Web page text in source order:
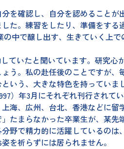
を確認し、自分を認めることが
た。練習をしたり、準備をする
中で醸し出す、生きていく上
ていたと聞いています。研究心
う。私の赴任後のことですが
いう、大きな特色を持ってい
）年3月にそれぞれ刊行されてい
海、広州、台北、香港などに留
たまらなかった卒業生が、某
野で精力的に活躍しているの
を祈らずには居られません。